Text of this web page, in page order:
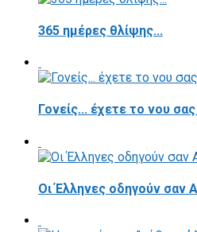
365 ημέρες θλίψης...
Γονείς... έχετε το νου
Οι Έλληνες οδηγούν σαν